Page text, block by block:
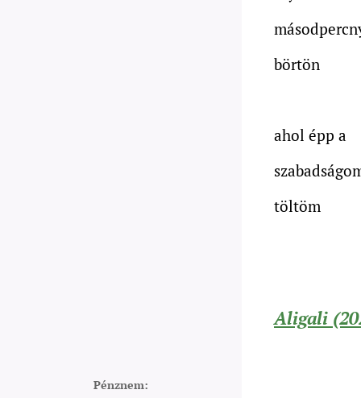
börtön
ahol épp a
töltöm
Aligali
Pénznem